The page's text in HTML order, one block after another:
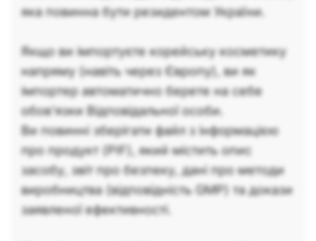
яка повинна бути резидентом України.
Якщо ви імпортуєте корейську косметику
напряму (навіть через Європу), ви як
імпортер автоматично берете на себе
обов'язки Відповідальної особи.
Ви повинні зберігати файл з інформацією
про продукт (PIF), який містить опис
засобу, звіт про безпеку, дані про методи
виробництва (відповідність GMP) та докази
заявленої ефективності.